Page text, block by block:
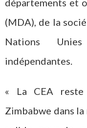
(MDA), de la
Nations
indépendantes.
« La CEA
Zimbabwe dans la